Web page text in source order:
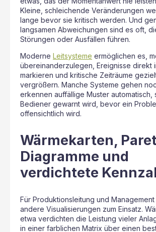
Kleine, schleichende Veränderungen
lange bevor sie kritisch werden. Und
langsamen Abweichungen sind es oft,
Störungen oder Ausfällen führen.
Moderne Leitsysteme ermöglichen es,
übereinanderzulegen, Ereignisse direkt
markieren und kritische Zeiträume
vergrößern. Manche Systeme gehen
erkennen auffällige Muster automatisch,
Bediener gewarnt wird, bevor ein
offensichtlich wird.
Wärmekarten,
Diagramme und
verdichtete
Für Produktionsleitung und Management
andere Visualisierungen zum Einsatz.
etwa verdichten die Leistung vieler
in einer farblichen Matrix über einen